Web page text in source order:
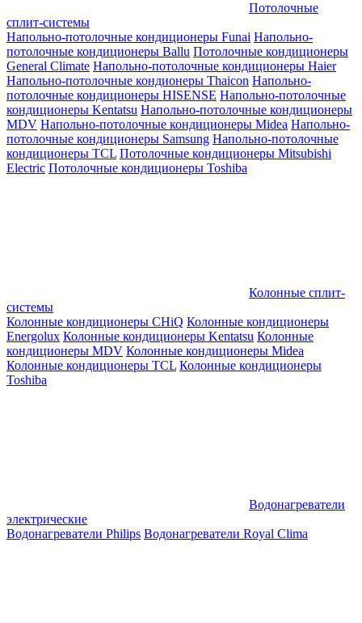
Потолочные
сплит-системы
Напольно-потолочные кондиционеры Funai Напольно-
потолочные кондиционеры Ballu Потолочные кондиционеры
General Climate Напольно-потолочные кондиционеры Haier
Напольно-потолочные кондионеры Thaicon Напольно-
потолочные кондиционеры HISENSE Напольно-потолочные
кондиционеры Kentatsu Напольно-потолочные кондиционеры
MDV Напольно-потолочные кондиционеры Midea Напольно-
потолочные кондиционеры Samsung Напольно-потолочные
кондиционеры TCL Потолочные кондиционеры Mitsubishi
Electric Потолочные кондиционеры Toshiba
Колонные сплит-
системы
Колонные кондиционеры CHiQ Колонные кондиционеры
Energolux Колонные кондиционеры Kentatsu Колонные
кондиционеры MDV Колонные кондиционеры Midea
Колонные кондиционеры TCL Колонные кондиционеры
Toshiba
Водонагреватели
электрические
Водонагреватели Philips Водонагреватели Royal Clima